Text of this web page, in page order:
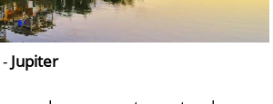
- Jupiter